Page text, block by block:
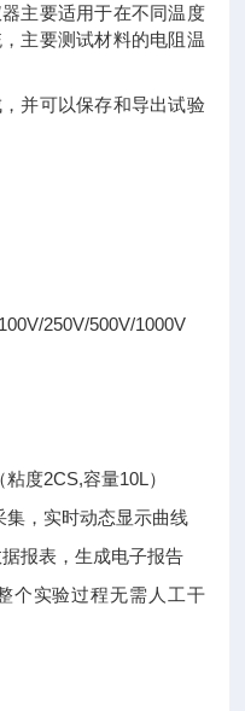
器主要适用于在不同温度
主要测试材料的电阻温
并可以保存和导出试验
250V/500V/1000V
度2CS,容量10L）
集，实时动态显示曲线
报表，生成电子报告
个实验过程无需人工干